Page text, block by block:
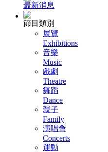
最新消息
節目類別
展覽
Exhibitions
音樂
Music
戲劇
Theatre
舞蹈
Dance
親子
Family
演唱會
Concerts
運動